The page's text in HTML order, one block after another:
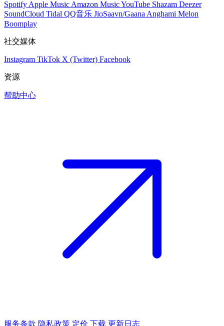
Spotify Apple Music Amazon MusicYouTube Shazam Deezer
SoundCloud Tidal QQ音乐 JioSaavn/Gaana Anghami Melon
Boomplay
社交媒体
Instagram TikTok X (Twitter) Facebook
资源
帮助中心
服务条款 隐私政策 定价 下载 更新日志